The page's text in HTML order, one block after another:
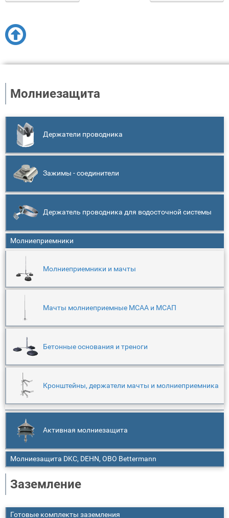
Молниезащита
Держатели проводника
Зажимы - соединители
Держатель проводника для водосточной системы
Молниеприемники
Молниеприемники и мачты
Мачты молниеприемные МСАА и МСАП
Бетонные основания и треноги
Кронштейны, держатели мачты и молниеприемника
Активная молниезащита
Молниезащита DKC, DEHN, OBO Bettermann
Заземление
Готовые комплекты заземления